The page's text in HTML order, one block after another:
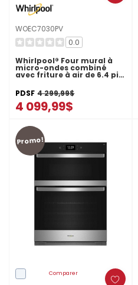
WOEC7030PV
0.0
Whirlpool® Four mural à
micro-ondes combiné
avec friture à air de 6.4 pi
PDSF 4 299,99$
4 099,99$
Promo!
Comparer